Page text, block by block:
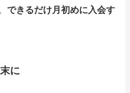
できるだけ月初めに入会す
に